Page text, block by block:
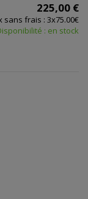
225,00 €
sans frais : 3x75.00€
: en stock